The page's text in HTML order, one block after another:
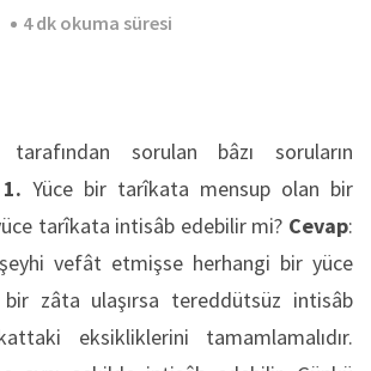
4 dk okuma süresi
sorulan bâzı soruların
Yüce bir tarîkata mensup olan bir
tarîkata intisâb edebilir mi? Cevap:
vefât etmişse herhangi bir yüce
zâta ulaşırsa tereddütsüz intisâb
eksikliklerini tamamlamalıdır.